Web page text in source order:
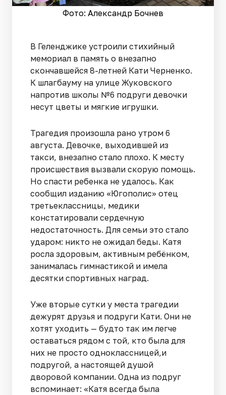
Фото: Александр Бочнев
В Геленджике устроили стихийный
мемориал в память о внезапно
скончавшейся 8-летней Кати Черненко.
К шлагбауму на улице Жуковского
напротив школы №6 подруги девочки
несут цветы и мягкие игрушки.
Трагедия произошла рано утром 6
августа. Девочке, выходившей из
такси, внезапно стало плохо. К месту
происшествия вызвали скорую помощь.
Но спасти ребенка не удалось. Как
сообщил изданию «Югополис» отец
третьеклассницы, медики
констатировали сердечную
недостаточность. Для семьи это стало
ударом: никто не ожидал беды. Катя
росла здоровым, активным ребёнком,
занималась гимнастикой и имела
десятки спортивных наград.
Уже вторые сутки у места трагедии
дежурят друзья и подруги Кати. Они не
хотят уходить — будто так им легче
оставаться рядом с той, кто была для
них не просто одноклассницей,и
подругой, а настоящей душой
дворовой компании. Одна из подруг
вспоминает: «Катя всегда была